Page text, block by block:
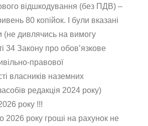
відшкодування (без ПДВ) –
80 копійок. І були вказані
(не дивлячись на вимогу
34 Закону про обов’язкове
правової
власників наземних
редакція 2024 року)
року !!!
2026 року гроші на рахунок не